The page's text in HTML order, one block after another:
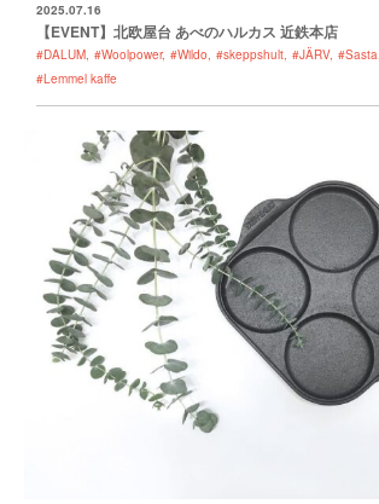
2025.07.16
【EVENT】北欧屋台 あべのハルカス 近鉄本店
#DALUM #Woolpower #Wildo #skeppshult #JÄRV #Sasta
#Lemmel kaffe